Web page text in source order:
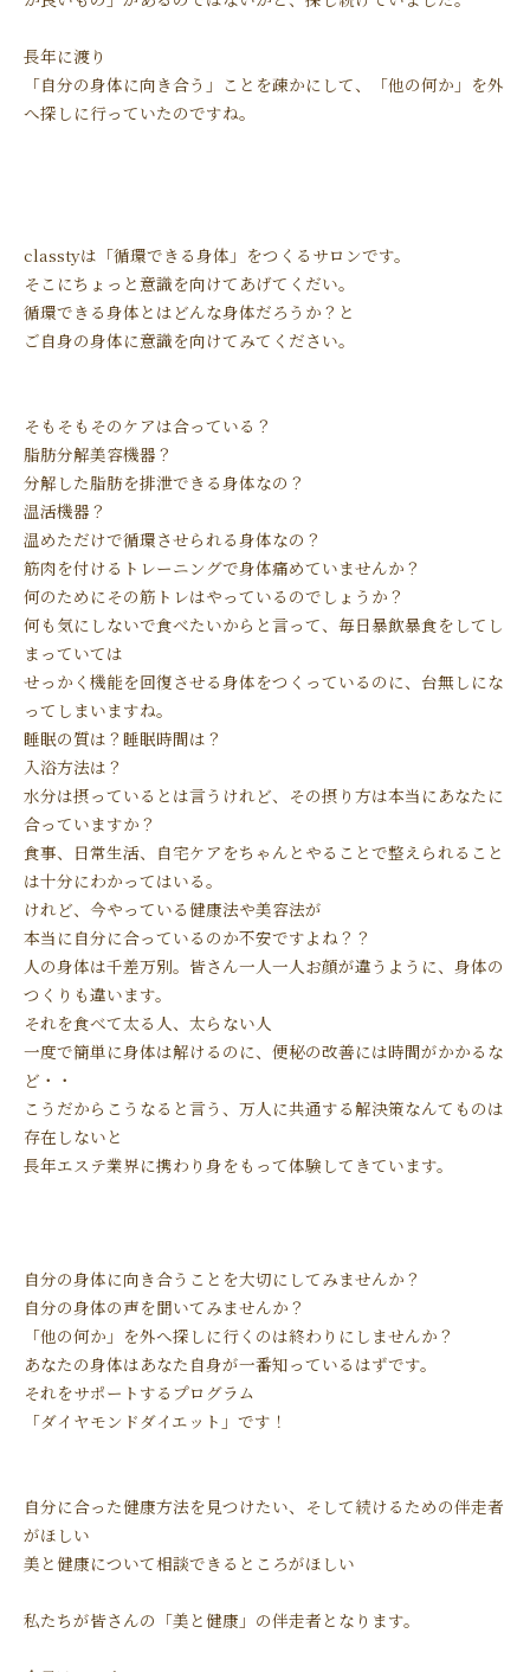
長年に渡り
「自分の身体に向き合う」ことを疎かにして、「他の何か」を外
へ探しに行っていたのですね。
classtyは「循環できる身体」をつくるサロンです。
そこにちょっと意識を向けてあげてくだい。
循環できる身体とはどんな身体だろうか？と
ご自身の身体に意識を向けてみてください。
そもそもそのケアは合っている？
脂肪分解美容機器？
分解した脂肪を排泄できる身体なの？
温活機器？
温めただけで循環させられる身体なの？
筋肉を付けるトレーニングで身体痛めていませんか？
何のためにその筋トレはやっているのでしょうか？
何も気にしないで食べたいからと言って、毎日暴飲暴食をしてし
まっていては
せっかく機能を回復させる身体をつくっているのに、台無しにな
ってしまいますね。
睡眠の質は？睡眠時間は？
入浴方法は？
水分は摂っているとは言うけれど、その摂り方は本当にあなたに
合っていますか？
食事、日常生活、自宅ケアをちゃんとやることで整えられること
は十分にわかってはいる。
けれど、今やっている健康法や美容法が
本当に自分に合っているのか不安ですよね？？
人の身体は千差万別。皆さん一人一人お顔が違うように、身体の
つくりも違います。
それを食べて太る人、太らない人
一度で簡単に身体は解けるのに、便秘の改善には時間がかかるな
ど・・
こうだからこうなると言う、万人に共通する解決策なんてものは
存在しないと
長年エステ業界に携わり身をもって体験してきています。
自分の身体に向き合うことを大切にしてみませんか？
自分の身体の声を聞いてみませんか？
「他の何か」を外へ探しに行くのは終わりにしませんか？
あなたの身体はあなた自身が一番知っているはずです。
それをサポートするプログラム
「ダイヤモンドダイエット」です！
自分に合った健康方法を見つけたい、そして続けるための伴走者
がほしい
美と健康について相談できるところがほしい
私たちが皆さんの「美と健康」の伴走者となります。